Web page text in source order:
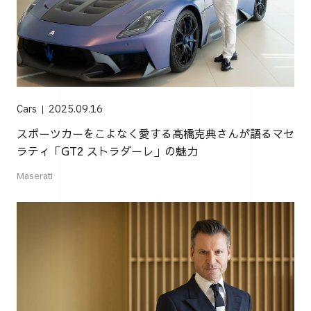
Cars 2025.09.16
スポーツカーをこよなく愛する高橋克典さんが語るマセ
ラティ「GT2 ストラダーレ」の魅力
Maserati